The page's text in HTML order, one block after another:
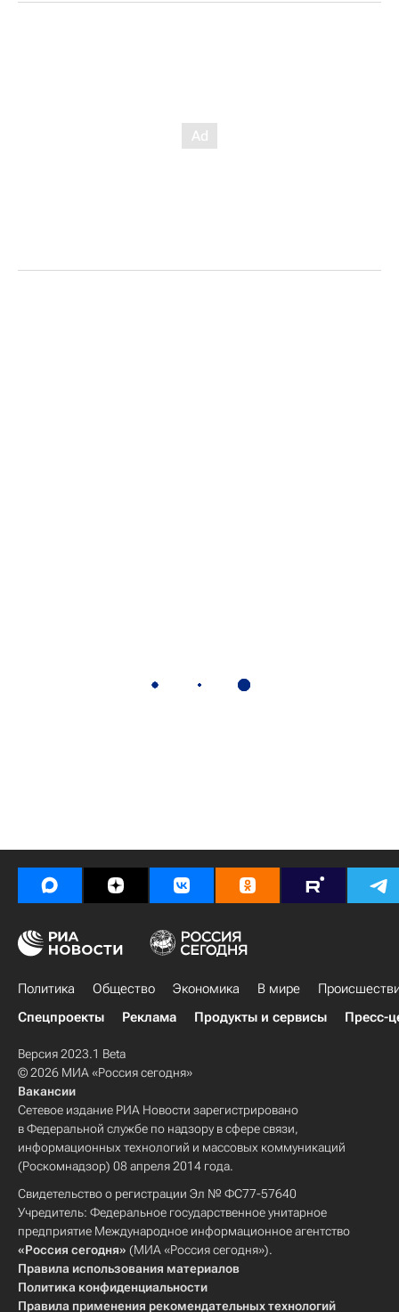
Политика Общество Экономика В мире
Спецпроекты
Реклама Продукты и сервисы Пресс-
Версия 2023.1 Beta
© 2026 МИА «Россия сегодня»
Вакансии
Сетевое издание РИА Новости зарегистрировано
в Федеральной службе по надзору в сфере связи,
информационных технологий и массовых коммуникаций
(Роскомнадзор) 08 апреля 2014 года.
Свидетельство о регистрации Эл № ФС77-57640
Учредитель: Федеральное государственное унитарное
предприятие Международное информационное агентство
«Россия сегодня» (МИА «Россия сегодня»).
Правила использования материалов
Политика конфиденциальности
Правила применения рекомендательных технологий